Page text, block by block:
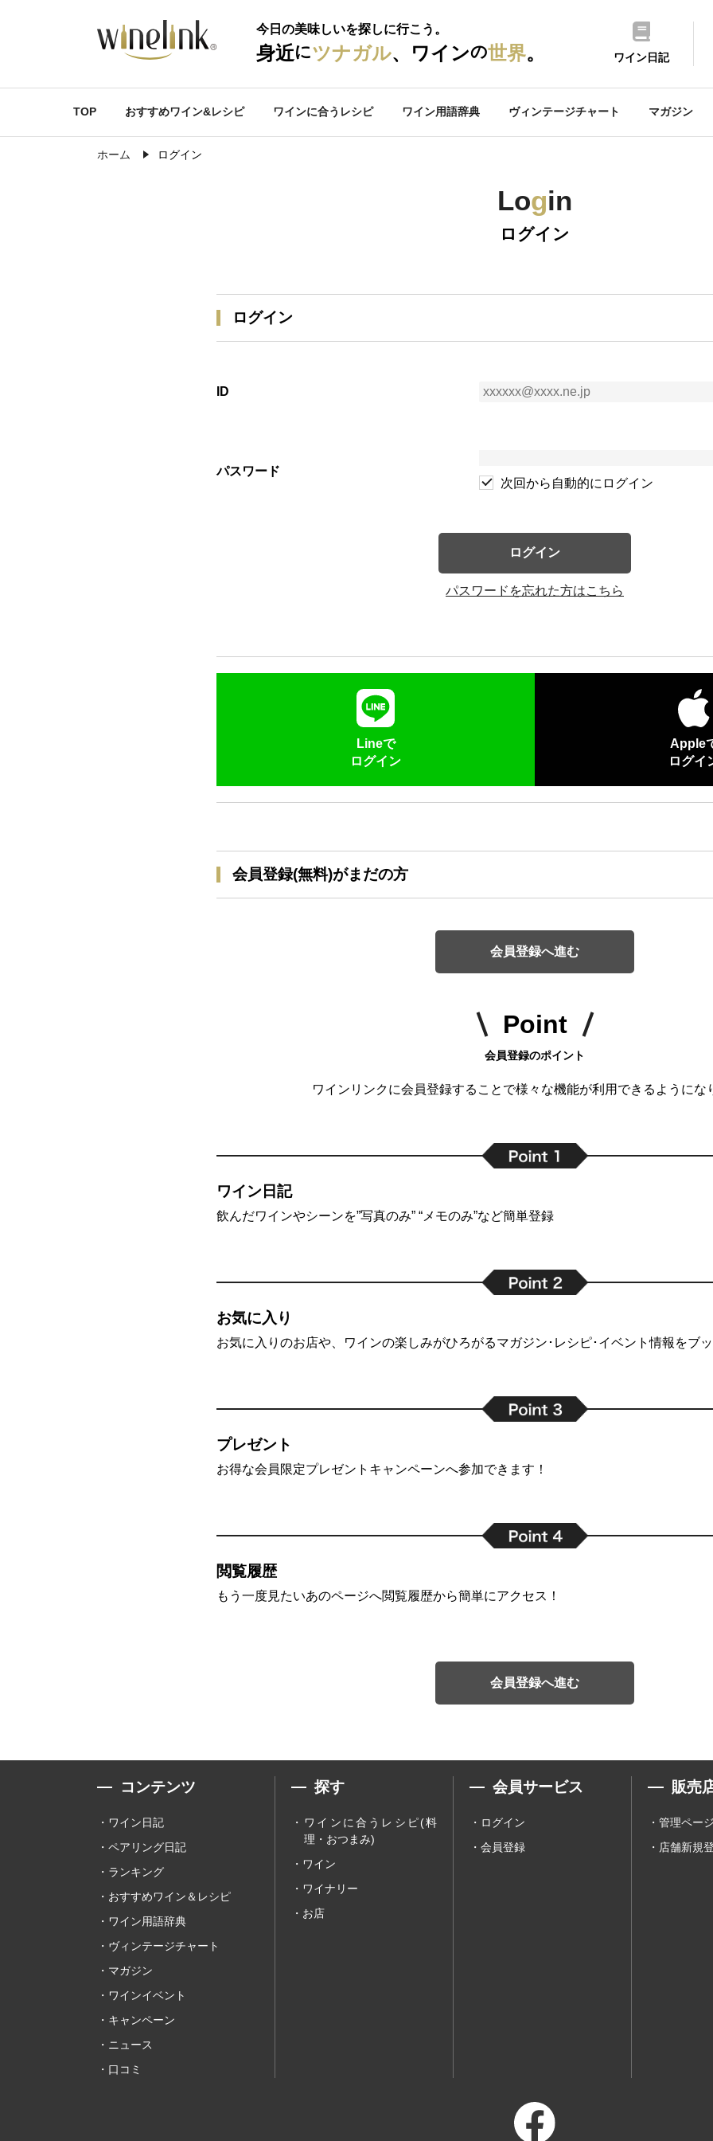
今日の美味しいを探しに行こう。
身近にツナガル、ワインの世界。 ワイン日記
TOP おすすめワイン&レシピ ワインに合うレシピ ワイン用語辞典 ヴィンテージチャート マガジン
ホーム ログイン
Login
ログイン
ログイン
ID
パスワード
次回から自動的にログイン
ログイン
パスワードを忘れた方はこちら
Lineで
ログイン
Apple
ログイ
会員登録(無料)がまだの方
会員登録へ進む
Point
会員登録のポイント
ワインリンクに会員登録することで様々な機能が利用できるようにな
ワイン日記
飲んだワインやシーンを”写真のみ” “メモのみ”など簡単登録
お気に入り
お気に入りのお店や、ワインの楽しみがひろがるマガジン･レシピ･イベント情報をブ
プレゼント
お得な会員限定プレゼントキャンペーンへ参加できます！
閲覧履歴
もう一度見たいあのページへ閲覧履歴から簡単にアクセス！
会員登録へ進む
コンテンツ
ワイン日記
ペアリング日記
ランキング
おすすめワイン＆レシピ
ワイン用語辞典
ヴィンテージチャート
マガジン
ワインイベント
キャンペーン
ニュース
口コミ
探す
ワインに合うレシピ(料
理・おつまみ)
ワイン
ワイナリー
お店
会員サービス
ログイン
会員登録
販売
管理ペー
店舗新規